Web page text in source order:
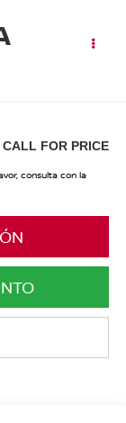
CALL FOR PRICE
consulta con la